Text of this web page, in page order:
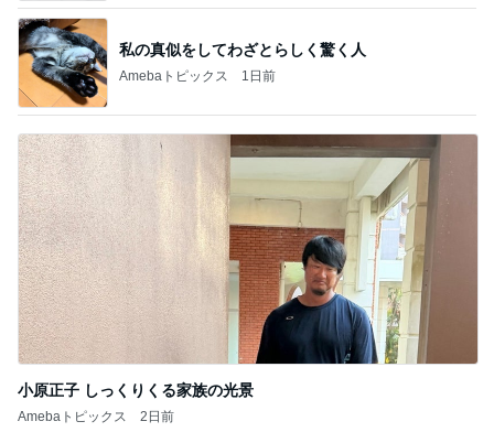
私の真似をしてわざとらしく驚く人
Amebaトピックス 1日前
小原正子 しっくりくる家族の光景
Amebaトピックス 2日前